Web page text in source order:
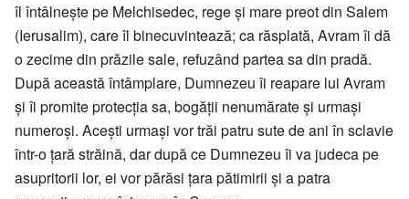
îl întâlneşte pe Melchisedec, rege şi mare preot din Salem
(Ierusalim), care îl binecuvintează; ca răsplată, Avram îi dă
o zecime din prăzile sale, refuzând partea sa din pradă.
După această întâmplare, Dumnezeu îi reapare lui Avram
şi îi promite protecţia sa, bogăţii nenumărate şi urmaşi
numeroşi. Aceşti urmaşi vor trăi patru sute de ani în sclavie
într-o ţară străină, dar după ce Dumnezeu îi va judeca pe
asupritorii lor, ei vor părăsi ţara pătimirii şi a patra